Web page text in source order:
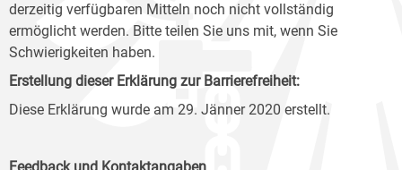
derzeitig verfügbaren Mitteln noch nicht vollständig
ermöglicht werden. Bitte teilen Sie uns mit, wenn Sie
Schwierigkeiten haben.
Erstellung dieser Erklärung zur Barrierefreiheit:
Diese Erklärung wurde am 29. Jänner 2020 erstellt.